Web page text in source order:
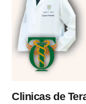
Clinicas de